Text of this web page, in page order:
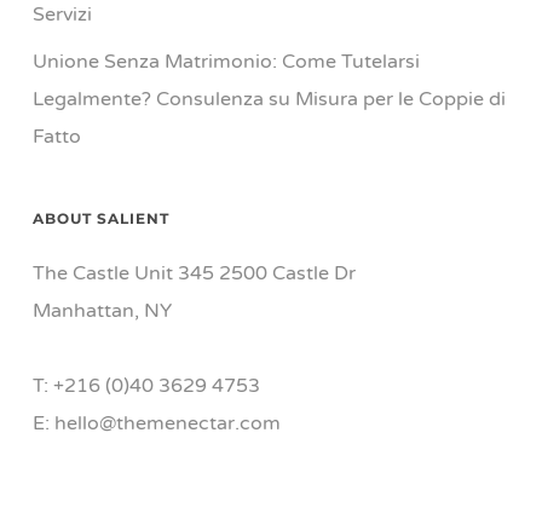
Servizi
Unione Senza Matrimonio: Come Tutelarsi
Legalmente? Consulenza su Misura per le Coppie di
Fatto
ABOUT SALIENT
The Castle Unit 345 2500 Castle Dr
Manhattan, NY
T: +216 (0)40 3629 4753
E: hello@themenectar.com